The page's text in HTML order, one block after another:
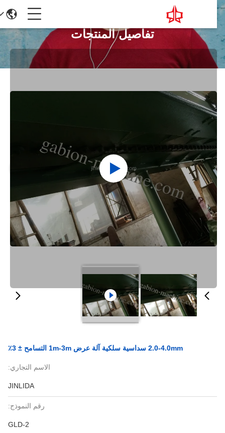
تفاصيل المنتجات
2.0-4.0mm سداسية سلكية آلة عرض 1m-3m التسامح ± 3٪
الاسم التجاري:
JINLIDA
رقم النموذج:
GLD-2